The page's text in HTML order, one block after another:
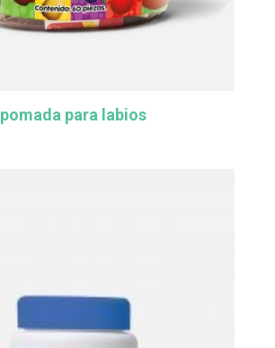
pomada para labios